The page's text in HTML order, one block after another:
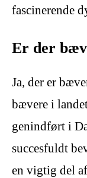
fascinerende
Er der
Ja, der er
bævere i
genindført i
succesfuldt
en vigtig del